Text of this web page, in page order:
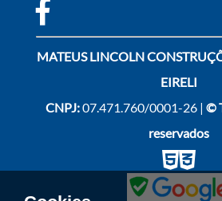
MATEUS LINCOLN
EIRELI
CNPJ:07.471.760/0001-26 |©
reservados